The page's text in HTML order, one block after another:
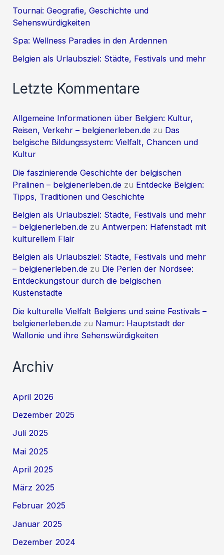
Tournai: Geografie, Geschichte und
Sehenswürdigkeiten
Spa: Wellness Paradies in den Ardennen
Belgien als Urlaubsziel: Städte, Festivals und mehr
Letzte Kommentare
Allgemeine Informationen über Belgien: Kultur,
Reisen, Verkehr – belgienerleben.de zu Das
belgische Bildungssystem: Vielfalt, Chancen und
Kultur
Die faszinierende Geschichte der belgischen
Pralinen – belgienerleben.de zu Entdecke Belgien:
Tipps, Traditionen und Geschichte
Belgien als Urlaubsziel: Städte, Festivals und mehr
– belgienerleben.de zu Antwerpen: Hafenstadt mit
kulturellem Flair
Belgien als Urlaubsziel: Städte, Festivals und mehr
– belgienerleben.de zu Die Perlen der Nordsee:
Entdeckungstour durch die belgischen
Küstenstädte
Die kulturelle Vielfalt Belgiens und seine Festivals –
belgienerleben.de zu Namur: Hauptstadt der
Wallonie und ihre Sehenswürdigkeiten
Archiv
April 2026
Dezember 2025
Juli 2025
Mai 2025
April 2025
März 2025
Februar 2025
Januar 2025
Dezember 2024